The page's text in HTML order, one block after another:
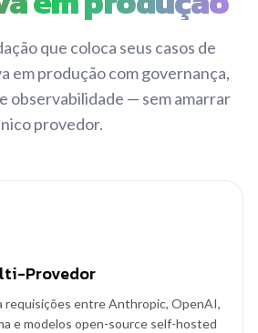
que coloca seus casos de
em produção com governança,
observabilidade — sem amarrar
provedor.
Provedor
requisições entre Anthropic, OpenAI,
e modelos open-source self-hosted